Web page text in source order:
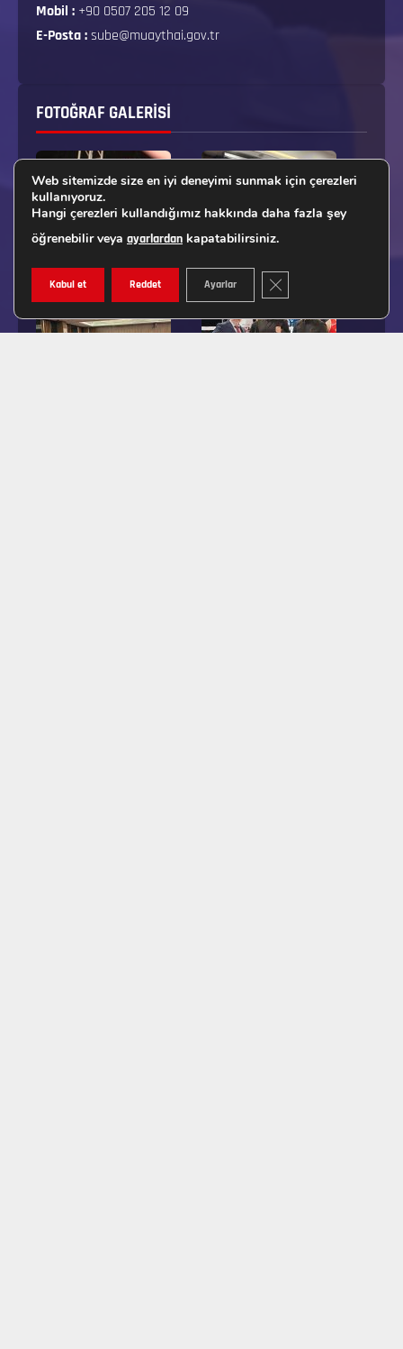
Mobil : +90 0507 205 12 09
E-Posta :sube@muaythai.gov.tr
FOTOĞRAF GALERISI
Web sitemizde size en iyi deneyimi sunmak için çerezleri
kullanıyoruz.
Hangi çerezleri kullandığımız hakkında daha fazla şey
öğrenebilir veya ayarlardan kapatabilirsiniz.
Kabul et Reddet Ayarlar GDPR ÇEREZ ŞERIDINI